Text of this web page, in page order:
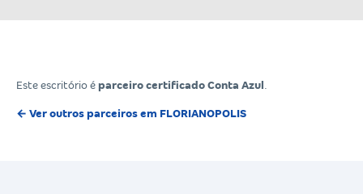
Este escritório é parceiro certificado Conta Azul
← Ver outros parceiros em FLORIANOPOLIS